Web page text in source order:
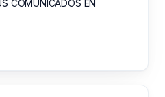
COMUNICADOS EN